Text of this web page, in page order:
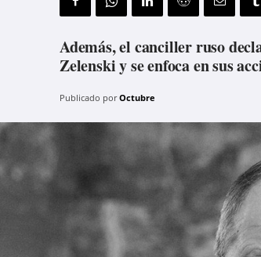
Además, el canciller ruso
Zelenski y se enfoca en sus
Publicado por Octubre